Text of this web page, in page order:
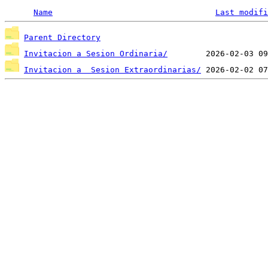
Name Last
Parent Directory
Invitacion a Sesion Ordinaria/
Invitacion a  Sesion Extraordinarias/